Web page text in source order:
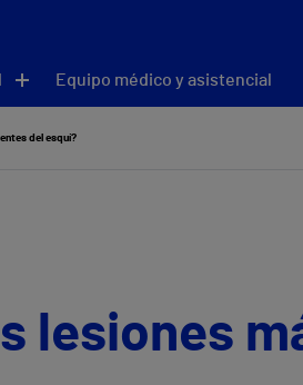
Equipo médico y asistencial
del esquí?
lesiones